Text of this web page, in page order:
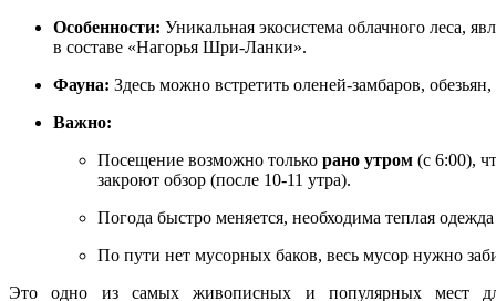
Особенности: Уникальная экосистема облачного леса,
в составе «Нагорья Шри-Ланки».
Фауна: Здесь можно встретить оленей-замбаров,
Важно:
Посещение возможно только рано утром (с 6:00),
закроют обзор (после 10-11 утра).
Погода быстро меняется, необходима теплая
По пути нет мусорных баков, весь мусор нужно
Это одно из самых живописных и популярных мест